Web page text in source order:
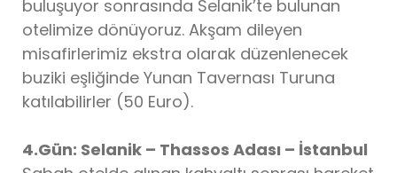
buluşuyor sonrasında Selanik’te bulunan
otelimize dönüyoruz. Akşam dileyen
misafirlerimiz ekstra olarak düzenlenecek
buziki eşliğinde Yunan Tavernası Turuna
katılabilirler (50 Euro).
4.Gün: Selanik – Thassos Adası – İstanbul